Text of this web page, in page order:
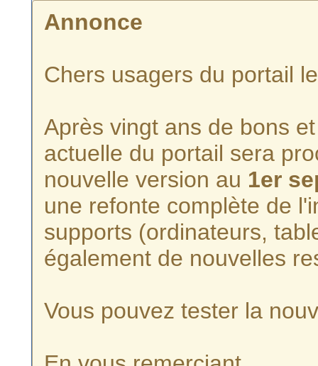
Annonce
Chers usagers du portail
Après vingt ans de bons
actuelle du portail sera
nouvelle version au 1er
une refonte complète de
supports (ordinateurs,
également de nouvelles
Vous pouvez tester la